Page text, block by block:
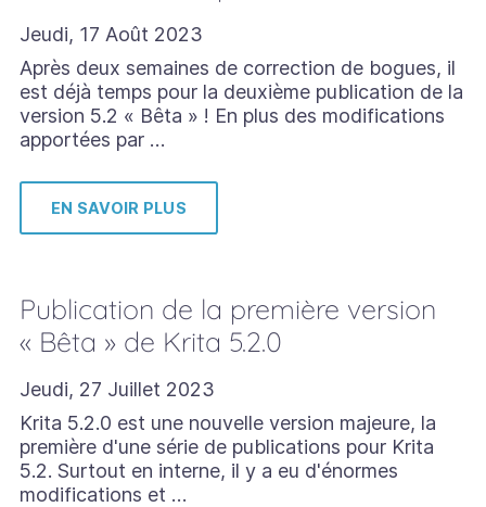
Jeudi, 17 Août 2023
Après deux semaines de correction de bogues, il
est déjà temps pour la deuxième publication de la
version 5.2 « Bêta » ! En plus des modifications
apportées par …
EN SAVOIR PLUS
Publication de la première version
« Bêta » de Krita 5.2.0
Jeudi, 27 Juillet 2023
Krita 5.2.0 est une nouvelle version majeure, la
première d'une série de publications pour Krita
5.2. Surtout en interne, il y a eu d'énormes
modifications et …